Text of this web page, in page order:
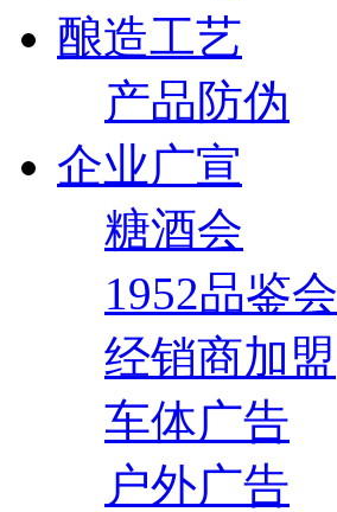
酿造工艺
产品防伪
企业广宣
糖酒会
1952品鉴会
经销商加盟
车体广告
户外广告